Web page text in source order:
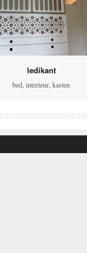
ledikant
bed interieur kasten